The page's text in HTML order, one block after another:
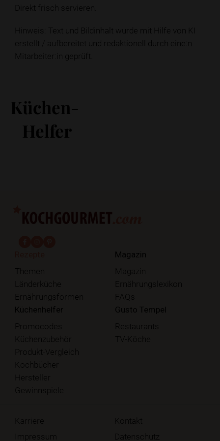
Direkt frisch servieren.
Hinweis: Text und Bildinhalt wurde mit Hilfe von KI
erstellt / aufbereitet und redaktionell durch eine:n
Mitarbeiter:in geprüft.
Küchen-
Helfer
Themen
Länderküche
Ernährungsformen
Magazin
Magazin
Ernährungslexikon
FAQs
Küchenhelfer
Promocodes
Küchenzubehör
Produkt-Vergleich
Kochbücher
Hersteller
Gewinnspiele
Gusto Tempel
Restaurants
TV-Köche
Karriere
Kontakt
Impressum
Datenschutz